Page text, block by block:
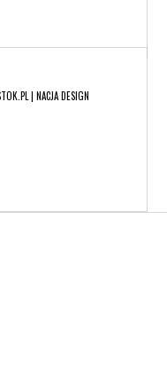
| NACJA DESIGN